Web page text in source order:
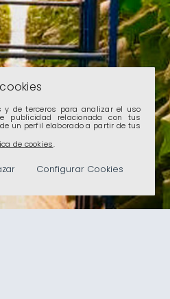
y de terceros para analizar el uso
publicidad relacionada con tus
un perfil elaborado a partir de tus
de cookies.
Configurar Cookies